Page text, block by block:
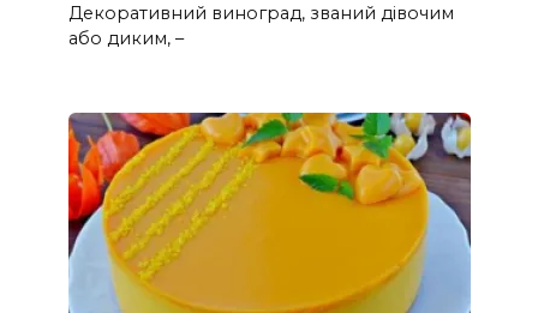
Декоративний виноград, званий дівочим
або диким, –